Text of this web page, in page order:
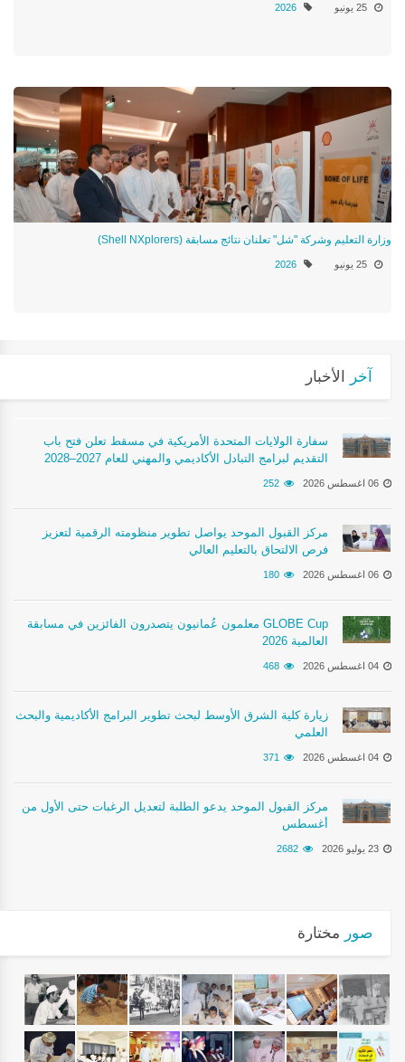
25 يونيو 2026
وزارة التعليم وشركة "شل" تعلنان نتائج مسابقة (Shell NXplorers)
25 يونيو 2026
آخر الأخبار
سفارة الولايات المتحدة الأمريكية في مسقط تعلن فتح باب
التقديم لبرامج التبادل الأكاديمي والمهني للعام 2027–2028
06 اغسطس 2026 252
مركز القبول الموحد يواصل تطوير منظومته الرقمية لتعزيز
فرص الالتحاق بالتعليم العالي
06 اغسطس 2026 180
معلمون عُمانيون يتصدرون الفائزين في مسابقة GLOBE Cup
2026 العالمية
04 اغسطس 2026 468
زيارة كلية الشرق الأوسط لبحث تطوير البرامج الأكاديمية والبحث
العلمي
04 اغسطس 2026 371
مركز القبول الموحد يدعو الطلبة لتعديل الرغبات حتى الأول من
أغسطس
23 يوليو 2026 2682
صور مختارة